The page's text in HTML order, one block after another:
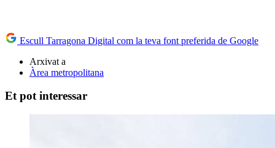
Escull Tarragona Digital com la teva font preferida de Google
Arxivat a
Àrea metropolitana
Et pot interessar